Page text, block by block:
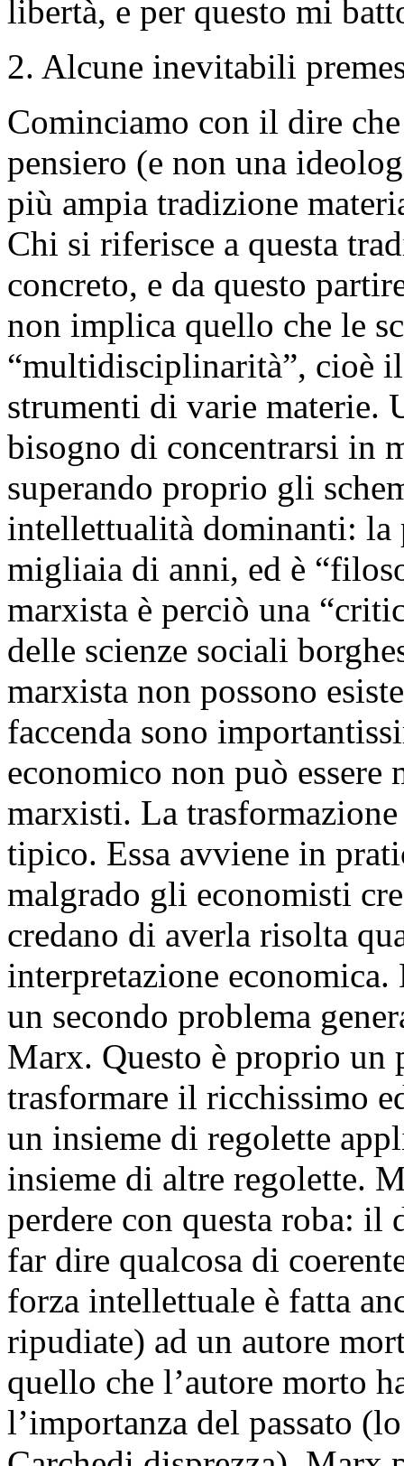
libertà, e per questo mi
2. Alcune inevitabili
Cominciamo con il dire
pensiero (e non una
più ampia tradizione
Chi si riferisce a questa
concreto, e da questo
non implica quello che le
“multidisciplinarità”, cioè
strumenti di varie materie.
bisogno di concentrarsi in
superando proprio gli
intellettualità dominanti: la
migliaia di anni, ed è
marxista è perciò una
delle scienze sociali
marxista non possono
faccenda sono
economico non può
marxisti. La
tipico. Essa avviene in
malgrado gli economisti
credano di averla risolta
interpretazione
un secondo problema
Marx. Questo è proprio un
trasformare il ricchissimo
un insieme di regolette
insieme di altre regolette.
perdere con questa roba:
far dire qualcosa di
forza intellettuale è fatta
ripudiate) ad un autore
quello che l’autore morto
l’importanza del passato